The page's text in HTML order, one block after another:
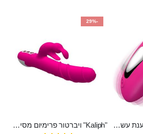
טבעת רטט "אולרו" נטענת עשויה סיליקון רפואי עם רטט חזק ומטריף חושים
-29%
"Kaliph" ויברטור פרימיום מסיליקון רפואי , נטען, שקט במיוחד, מסתובב ומתפתל, שמנמן עם חדירה 14 סמ